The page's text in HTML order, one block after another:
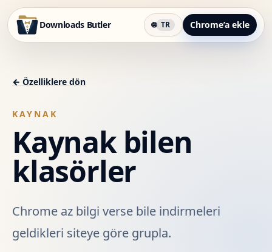
Downloads Butler 🌐 TR Chrome’a ekle
← Özelliklere dön
KAYNAK
Kaynak bilen
klasörler
Chrome az bilgi verse bile indirmeleri
geldikleri siteye göre grupla.